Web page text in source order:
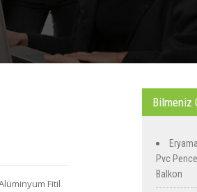
Fitil
Bilmeniz
Pvc
Balkon